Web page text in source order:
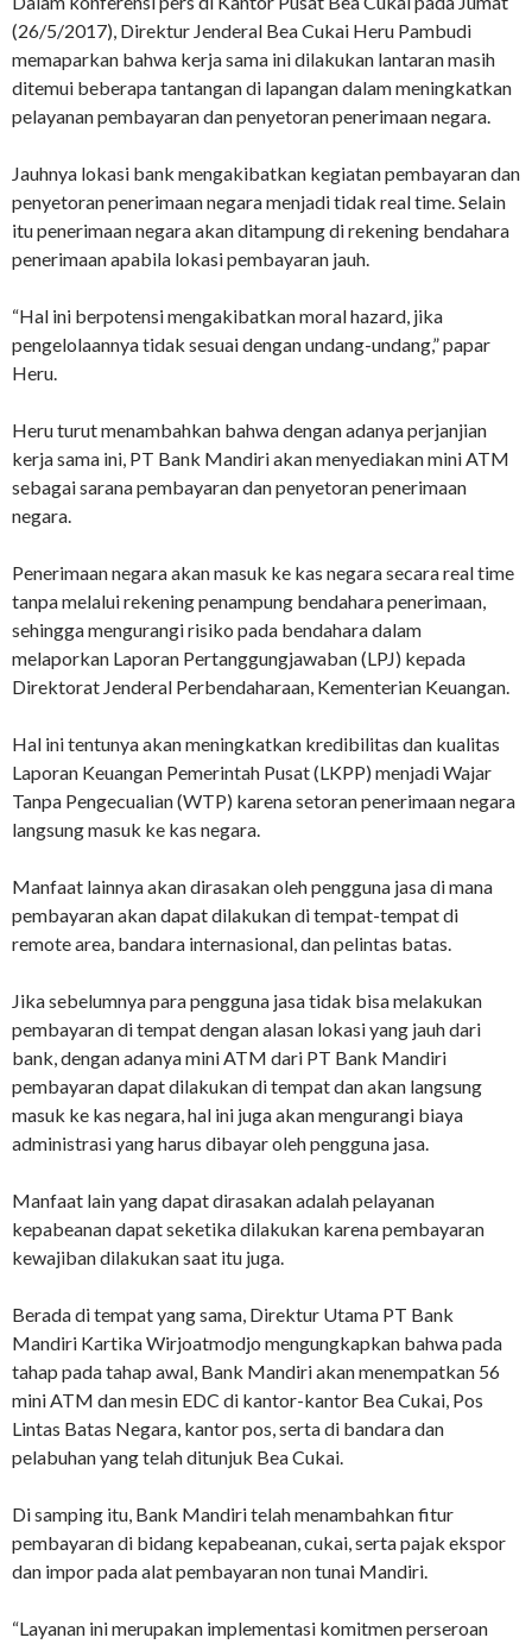
(26/5/2017), Direktur Jenderal Bea Cukai Heru Pambudi
memaparkan bahwa kerja sama ini dilakukan lantaran masih
ditemui beberapa tantangan di lapangan dalam meningkatkan
pelayanan pembayaran dan penyetoran penerimaan negara.
Jauhnya lokasi bank mengakibatkan kegiatan pembayaran dan
penyetoran penerimaan negara menjadi tidak real time. Selain
itu penerimaan negara akan ditampung di rekening bendahara
penerimaan apabila lokasi pembayaran jauh.
“Hal ini berpotensi mengakibatkan moral hazard, jika
pengelolaannya tidak sesuai dengan undang-undang,” papar
Heru.
Heru turut menambahkan bahwa dengan adanya perjanjian
kerja sama ini, PT Bank Mandiri akan menyediakan mini ATM
sebagai sarana pembayaran dan penyetoran penerimaan
negara.
Penerimaan negara akan masuk ke kas negara secara real time
tanpa melalui rekening penampung bendahara penerimaan,
sehingga mengurangi risiko pada bendahara dalam
melaporkan Laporan Pertanggungjawaban (LPJ) kepada
Direktorat Jenderal Perbendaharaan, Kementerian Keuangan.
Hal ini tentunya akan meningkatkan kredibilitas dan kualitas
Laporan Keuangan Pemerintah Pusat (LKPP) menjadi Wajar
Tanpa Pengecualian (WTP) karena setoran penerimaan negara
langsung masuk ke kas negara.
Manfaat lainnya akan dirasakan oleh pengguna jasa di mana
pembayaran akan dapat dilakukan di tempat-tempat di
remote area, bandara internasional, dan pelintas batas.
Jika sebelumnya para pengguna jasa tidak bisa melakukan
pembayaran di tempat dengan alasan lokasi yang jauh dari
bank, dengan adanya mini ATM dari PT Bank Mandiri
pembayaran dapat dilakukan di tempat dan akan langsung
masuk ke kas negara, hal ini juga akan mengurangi biaya
administrasi yang harus dibayar oleh pengguna jasa.
Manfaat lain yang dapat dirasakan adalah pelayanan
kepabeanan dapat seketika dilakukan karena pembayaran
kewajiban dilakukan saat itu juga.
Berada di tempat yang sama, Direktur Utama PT Bank
Mandiri Kartika Wirjoatmodjo mengungkapkan bahwa pada
tahap pada tahap awal, Bank Mandiri akan menempatkan 56
mini ATM dan mesin EDC di kantor-kantor Bea Cukai, Pos
Lintas Batas Negara, kantor pos, serta di bandara dan
pelabuhan yang telah ditunjuk Bea Cukai.
Di samping itu, Bank Mandiri telah menambahkan fitur
pembayaran di bidang kepabeanan, cukai, serta pajak ekspor
dan impor pada alat pembayaran non tunai Mandiri.
“Layanan ini merupakan implementasi komitmen perseroan